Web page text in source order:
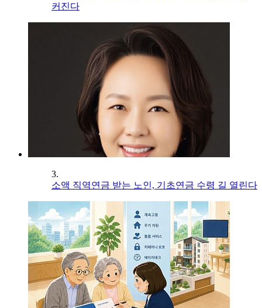
커진다
3.
소액 직역연금 받는 노인, 기초연금 수령 길 열린다